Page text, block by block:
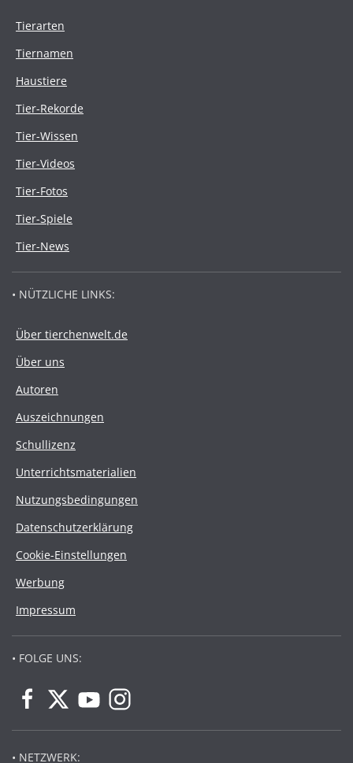
Tierarten
Tiernamen
Haustiere
Tier-Rekorde
Tier-Wissen
Tier-Videos
Tier-Fotos
Tier-Spiele
Tier-News
• NÜTZLICHE LINKS:
Über tierchenwelt.de
Über uns
Autoren
Auszeichnungen
Schullizenz
Unterrichtsmaterialien
Nutzungsbedingungen
Datenschutzerklärung
Cookie-Einstellungen
Werbung
Impressum
• FOLGE UNS:
• NETZWERK: